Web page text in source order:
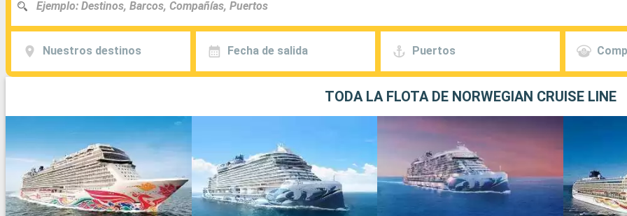
Nuestros destinos Fecha de salida Puertos
TODA LA FLOTA DE NORWEGIAN CRUISE LINE